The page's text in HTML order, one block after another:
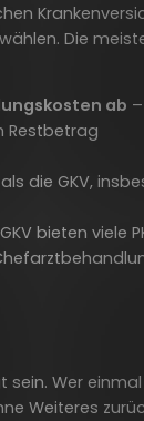
Die
ab
Restbetrag
als die GKV,
bieten viele
sein. Wer
Weiteres